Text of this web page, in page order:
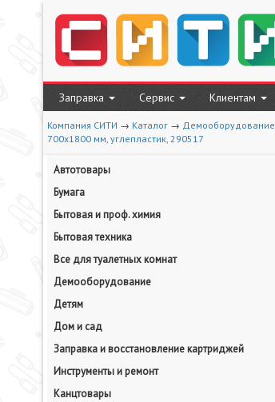
Заправка Сервис Клиентам
Компания СИТИ → Каталог → Демооборудование
700х1800 мм, углепластик, 290517
Автотовары
Бумага
Бытовая и проф. химия
Бытовая техника
Все для туалетных комнат
Демооборудование
Детям
Дом и сад
Заправка и восстановление картриджей
Инструменты и ремонт
Канцтовары